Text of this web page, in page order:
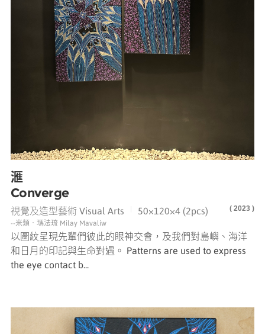
滙
Converge
( 2023 )
視覺及造型藝術 Visual Arts 50×120×4 (2pcs)
--米類‧瑪法琉 Milay Mavaliw
以圖紋呈現先輩們彼此的眼神交會，及我們對島嶼、海洋
和日月的印記與生命對遇。 Patterns are used to express
the eye contact b...